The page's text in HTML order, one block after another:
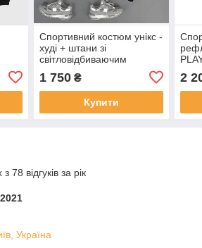
Спортивний костюм унікс -
худі + штани зі
світловідбиваючим
1 750₴
Купити
2
78 відгуків за рік
Україна